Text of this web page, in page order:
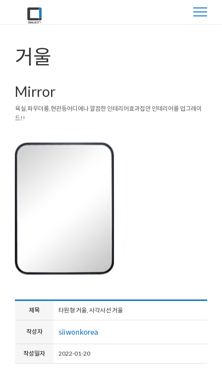
거울
Mirror
욕실,파우더룸,현관등어디에나 깔끔한 인테리어효과집안 인테리어를 업그레이
드!!
제목 타원형 거울, 사각사선 거울
작성자
작성일자 2022-01-20